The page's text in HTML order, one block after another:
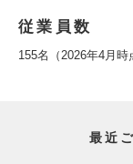
従業員数
155名（2026年4月時
最近